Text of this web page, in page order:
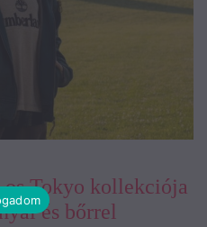
Tokyo kollekciója
és bőrrel